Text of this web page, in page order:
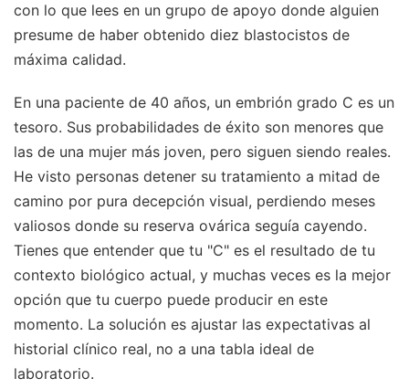
con lo que lees en un grupo de apoyo donde alguien
presume de haber obtenido diez blastocistos de
máxima calidad.
En una paciente de 40 años, un embrión grado C es un
tesoro. Sus probabilidades de éxito son menores que
las de una mujer más joven, pero siguen siendo reales.
He visto personas detener su tratamiento a mitad de
camino por pura decepción visual, perdiendo meses
valiosos donde su reserva ovárica seguía cayendo.
Tienes que entender que tu "C" es el resultado de tu
contexto biológico actual, y muchas veces es la mejor
opción que tu cuerpo puede producir en este
momento. La solución es ajustar las expectativas al
historial clínico real, no a una tabla ideal de
laboratorio.